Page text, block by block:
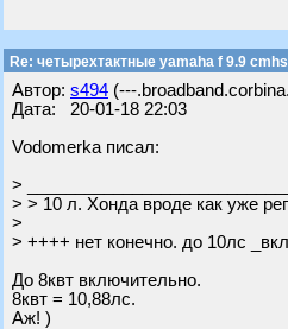
Re: четырехтактные yamaha f 9.9
Автор: s494 (---
Дата: 20-01-18 22:03
Vodomerka писал:
>
> > 10 л. Хонда вроде как уже
>
> ++++ нет конечно. до 10лс
До 8квт включительно.
8квт = 10,88лс.
Аж! )